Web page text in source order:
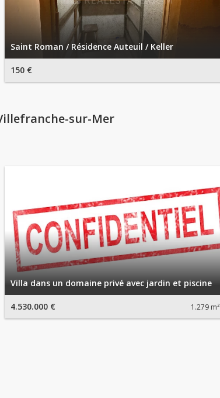
Saint Roman / Résidence Auteuil / Keller
150 €
sur-Mer
Villa dans un domaine privé avec jardin et piscine
4.530.000 € 1.279 m²